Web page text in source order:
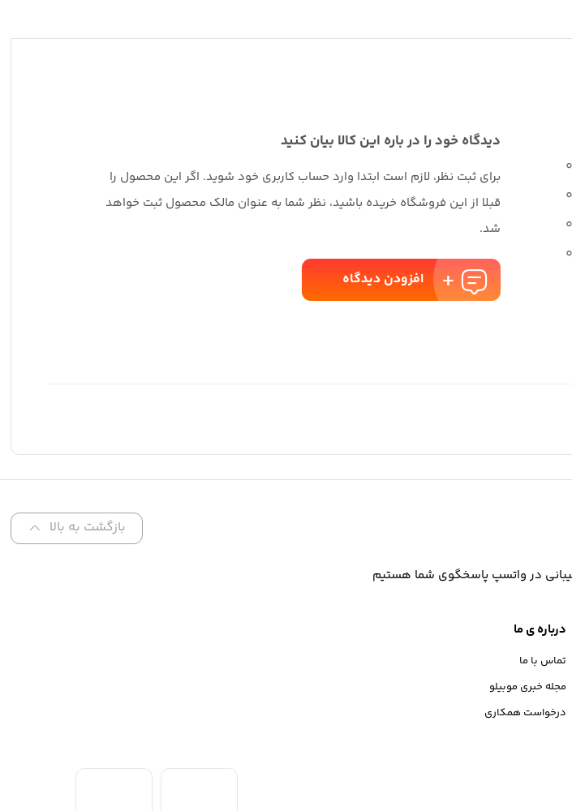
0
0
0
0
دیدگاه خود را در باره این کالا بیان کنید
برای ثبت نظر، لازم است ابتدا وارد حساب کاربری خود شوید. اگر این محصول را
قبلا از این فروشگاه خریده باشید، نظر شما به عنوان مالک محصول ثبت خواهد
شد.
افزودن دیدگاه
بازگشت به بالا
در واتسپ پاسخگوی شما هستیم
درباره ی ما
تماس با ما
مجله خبری موبیلو
درخواست همکاری